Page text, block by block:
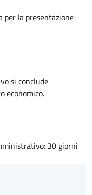
per la presentazione
si conclude
economico.
30 giorni